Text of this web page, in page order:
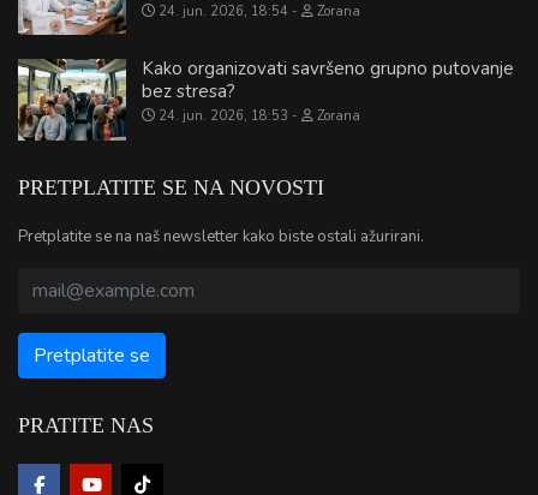
24. jun. 2026, 18:54 Zorana
Kako organizovati savršeno grupno putovanje
bez stresa?
24. jun. 2026, 18:53 Zorana
PRETPLATITE SE NA NOVOSTI
Pretplatite se na naš newsletter kako biste ostali ažurirani.
PRATITE NAS